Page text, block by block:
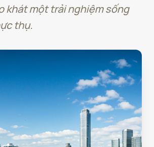
khát một trải nghiệm sống
thụ.